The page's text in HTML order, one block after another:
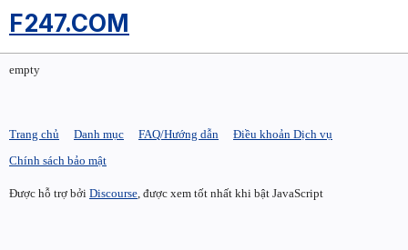
F247.COM
empty
Trang chủ Danh mục FAQ/Hướng dẫn
Điều khoản Dịch vụ
Chính sách bảo mật
Được hỗ trợ bởi Discourse , được xem tốt nhất khi bật JavaScript